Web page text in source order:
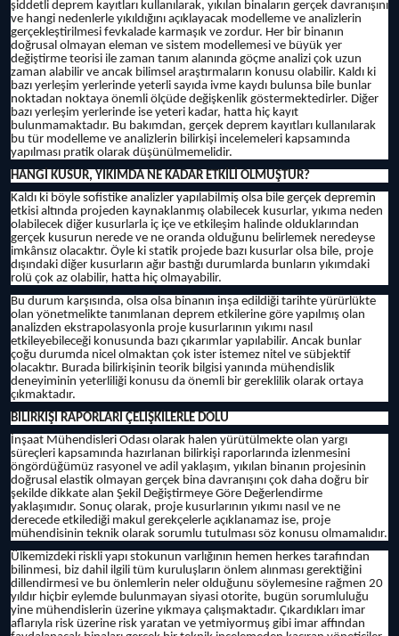
şiddetli deprem kayıtları kullanılarak, yıkılan binaların gerçek davranışını
ve hangi nedenlerle yıkıldığını açıklayacak modelleme ve analizlerin
gerçekleştirilmesi fevkalade karmaşık ve zordur. Her bir binanın
doğrusal olmayan eleman ve sistem modellemesi ve büyük yer
değiştirme teorisi ile zaman tanım alanında göçme analizi çok uzun
zaman alabilir ve ancak bilimsel araştırmaların konusu olabilir. Kaldı ki
bazı yerleşim yerlerinde yeterli sayıda ivme kaydı bulunsa bile bunlar
noktadan noktaya önemli ölçüde değişkenlik göstermektedirler. Diğer
bazı yerleşim yerlerinde ise yeteri kadar, hatta hiç kayıt
bulunmamaktadır. Bu bakımdan, gerçek deprem kayıtları kullanılarak
bu tür modelleme ve analizlerin bilirkişi incelemeleri kapsamında
yapılması pratik olarak düşünülmemelidir.
HANGİ KUSUR, YIKIMDA NE KADAR ETKİLİ OLMUŞTUR?
Kaldı ki böyle sofistike analizler yapılabilmiş olsa bile gerçek depremin
etkisi altında projeden kaynaklanmış olabilecek kusurlar, yıkıma neden
olabilecek diğer kusurlarla iç içe ve etkileşim halinde olduklarından
gerçek kusurun nerede ve ne oranda olduğunu belirlemek neredeyse
imkânsız olacaktır. Öyle ki statik projede bazı kusurlar olsa bile, proje
dışındaki diğer kusurların ağır bastığı durumlarda bunların yıkımdaki
rolü çok az olabilir, hatta hiç olmayabilir.
Bu durum karşısında, olsa olsa binanın inşa edildiği tarihte yürürlükte
olan yönetmelikte tanımlanan deprem etkilerine göre yapılmış olan
analizden ekstrapolasyonla proje kusurlarının yıkımı nasıl
etkileyebileceği konusunda bazı çıkarımlar yapılabilir. Ancak bunlar
çoğu durumda nicel olmaktan çok ister istemez nitel ve sübjektif
olacaktır. Burada bilirkişinin teorik bilgisi yanında mühendislik
deneyiminin yeterliliği konusu da önemli bir gereklilik olarak ortaya
çıkmaktadır.
BİLİRKİŞİ RAPORLARI ÇELİŞKİLERLE DOLU
İnşaat Mühendisleri Odası olarak halen yürütülmekte olan yargı
süreçleri kapsamında hazırlanan bilirkişi raporlarında izlenmesini
öngördüğümüz rasyonel ve adil yaklaşım, yıkılan binanın projesinin
doğrusal elastik olmayan gerçek bina davranışını çok daha doğru bir
şekilde dikkate alan Şekil Değiştirmeye Göre Değerlendirme
yaklaşımıdır. Sonuç olarak, proje kusurlarının yıkımı nasıl ve ne
derecede etkilediği makul gerekçelerle açıklanamaz ise, proje
mühendisinin teknik olarak sorumlu tutulması söz konusu olmamalıdır.
Ülkemizdeki riskli yapı stokunun varlığının hemen herkes tarafından
bilinmesi, biz dahil ilgili tüm kuruluşların önlem alınması gerektiğini
dillendirmesi ve bu önlemlerin neler olduğunu söylemesine rağmen 20
yıldır hiçbir eylemde bulunmayan siyasi otorite, bugün sorumluluğu
yine mühendislerin üzerine yıkmaya çalışmaktadır. Çıkardıkları imar
aflarıyla risk üzerine risk yaratan ve yetmiyormuş gibi imar affından